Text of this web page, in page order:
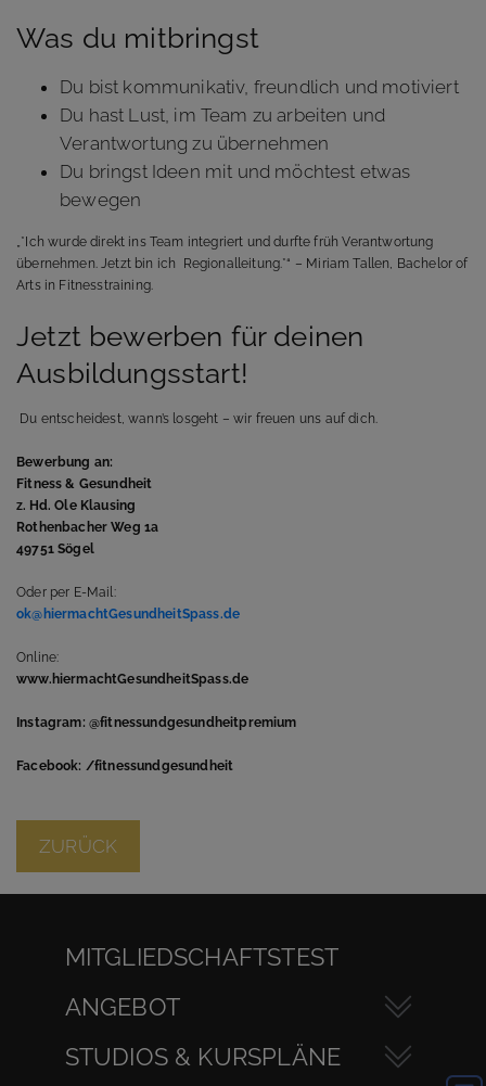
Was du mitbringst
Du bist kommunikativ, freundlich und motiviert
Du hast Lust, im Team zu arbeiten und
Verantwortung zu übernehmen
Du bringst Ideen mit und möchtest etwas
bewegen
„*Ich wurde direkt ins Team integriert und durfte früh Verantwortung
übernehmen. Jetzt bin ich Regionalleitung.*“ – Miriam Tallen, Bachelor of
Arts in Fitnesstraining.
Jetzt bewerben für deinen
Ausbildungsstart!
Du entscheidest, wann’s losgeht – wir freuen uns auf dich.
Bewerbung an:
Fitness & Gesundheit
z. Hd. Ole Klausing
Rothenbacher Weg 1a
49751 Sögel
Oder per E-Mail:
ok@hiermachtGesundheitSpass.de
Online:
www.hiermachtGesundheitSpass.de
Instagram: @fitnessundgesundheitpremium
Facebook: /fitnessundgesundheit
ZURÜCK
MITGLIEDSCHAFTSTEST
ANGEBOT
STUDIOS & KURSPLÄNE